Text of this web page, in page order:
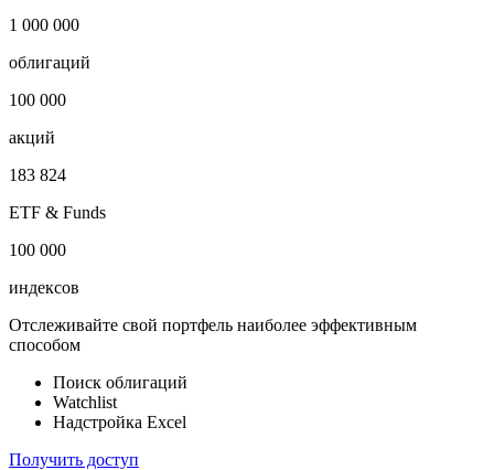
1 000 000
облигаций
100 000
акций
183 824
ETF & Funds
100 000
индексов
Отслеживайте свой портфель наиболее эффективным
способом
Поиск облигаций
Watchlist
Надстройка Excel
Получить доступ